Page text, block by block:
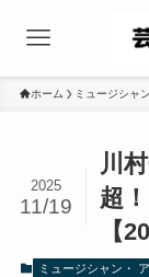
ホーム ミュージシャ
川
超
【
2025
11/19
ミュージシャン・